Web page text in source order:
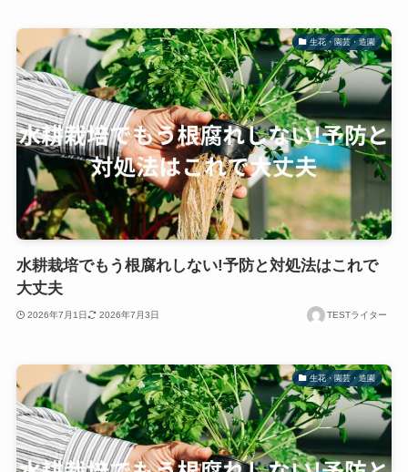
生花・園芸・造園
水耕栽培でもう根腐れしない!予防と対処法はこれで
大丈夫
2026年7月1日 2026年7月3日 TESTライター
生花・園芸・造園